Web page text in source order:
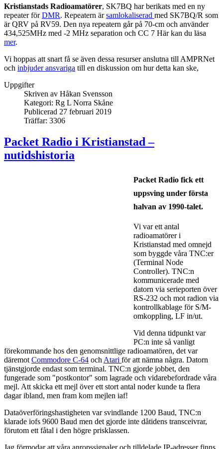
Kristianstads Radioamatörer, SK7BQ har berikats med en ny
repeater förDMR. Repeatern ärsamlokaliserad med SK7BQ/R som
är QRV på RV59. Den nya repeatern går på 70-cm och använder
434,525MHz med -2 MHz separation och CC 7 Här kan du läsa
mer.
Vi hoppas att snart få se även dessa resurser anslutna till AMPRNet
och inbjuder ansvariga till en diskussion om hur detta kan ske,
Uppgifter
Skriven av Håkan Svensson
Kategori: Rg L Norra Skåne
Publicerad 27 februari 2019
Träffar: 3306
Packet Radio i Kristianstad –
nutidshistoria
Packet Radio fick ett
uppsving under första
halvan av 1990-talet.
Vi var ett antal
radioamatörer i
Kristianstad med omnejd
som byggde våra TNC:er
(Terminal Node
Controller). TNC:n
kommunicerade med
datorn via serieporten över
RS-232 och mot radion via
kontrollkablage för S/M-
omkoppling, LF in/ut.
Vid denna tidpunkt var
PC:n inte så vanligt
förekommande hos den genomsnittlige radioamatören, det var
däremot Commodore C-64 och Atari för att nämna några. Datorn
tjänstgjorde endast som terminal. TNC:n gjorde jobbet, den
fungerade som "postkontor" som lagrade och vidarebefordrade våra
mejl. Att skicka ett mejl över ett stort antal noder kunde ta flera
dagar ibland, men fram kom mejlen iaf!
Dataöverföringshastigheten var svindlande 1200 Baud, TNC:n
klarade iofs 9600 Baud men det gjorde inte dåtidens transceivrar,
förutom ett fåtal i den högre prisklassen.
Jag förmodar att våra anropssignaler och tilldelade IP-adresser finns